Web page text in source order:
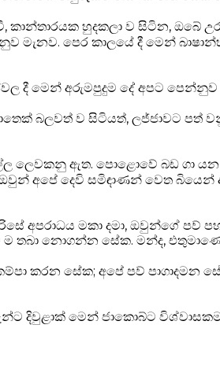
කාන්තාරයක හුදකලා ව සිටින, ඔබේ
මැනව. පෙර කාලයේ දී මෙන්
දී මෙන් අරුමපුදුම දේ අපට පෙන්නුව
බලවත් ව සිටියත්, ලජ්ජාවට පත්
ලෙවකනු ඇත. පොළොවේ බඩ ගා
අපේ දෙවි සමිඳාණන් වෙත
අපරාධය මකා දමා, ඔවුන්ගේ
ම තබා නොගන්න සේක. මන්ද,
කරන සේක; අපේ පව් පාගාදමන
දිවුළාක් මෙන් ජාකොබ්ට